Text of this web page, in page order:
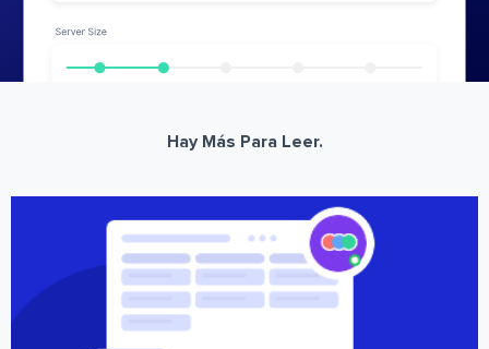
Hay Más Para Leer.